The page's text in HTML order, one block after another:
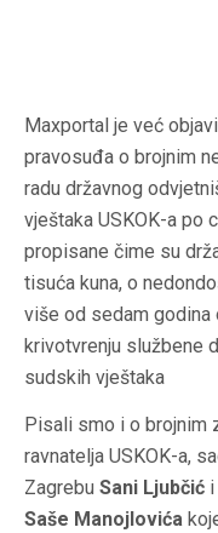
Maxportal je već
pravosuđa o brojnim
radu državnog
vještaka USKOK-a po
propisane čime su
tisuća kuna, o
više od sedam godina
krivotvrenju službene
sudskih vještaka
Pisali smo i o brojnim
ravnatelja USKOK-a,
Zagrebu Sani Ljubčić i
Saše Manojlovića